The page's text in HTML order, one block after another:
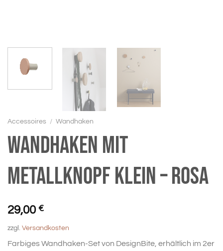
Accessoires / Wandhaken
Wandhaken mit
Metallknopf klein – rosa
29,00 €
zzgl. Versandkosten
Farbiges Wandhaken-Set von DesignBite, erhältlich im 2er